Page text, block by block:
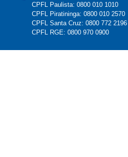
CPFL Paulista: 0800 010 1010
CPFL Piratininga: 0800 010 2570
CPFL Santa Cruz: 0800 772 2196
CPFL RGE: 0800 970 0900